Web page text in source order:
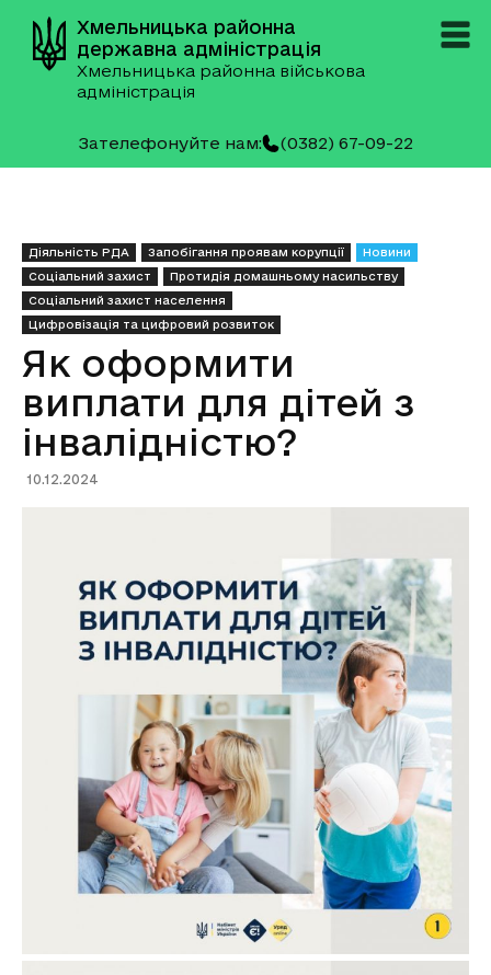
Хмельницька районна
державна адміністрація
Хмельницька районна військова
адміністрація
Зателефонуйте нам: (0382) 67-09-22
Діяльність РДА Запобігання проявам корупції
Новини
Соціальний захист
Протидія домашньому насильству
Соціальний захист населення
Цифровізація та цифровий розвиток
Як оформити
виплати для дітей з
інвалідністю?
10.12.2024